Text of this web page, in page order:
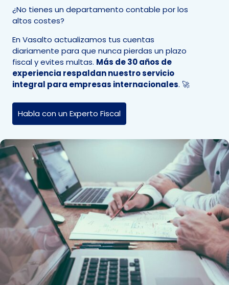
¿No tienes un departamento contable por los
altos costes?
En Vasalto actualizamos tus cuentas
diariamente para que nunca pierdas un plazo
fiscal y evites multas. Más de 30 años de
experiencia respaldan nuestro servicio
integral para empresas internacionales. 🚀
Habla con un Experto Fiscal